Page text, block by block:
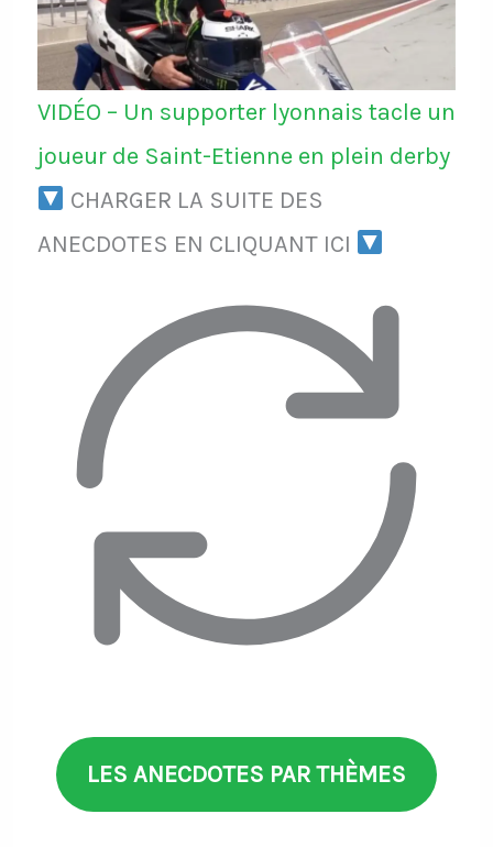
VIDÉO – Un supporter lyonnais tacle un
joueur de Saint-Etienne en plein derby
CHARGER LA SUITE DES
ANECDOTES EN CLIQUANT ICI
LES ANECDOTES PAR THÈMES